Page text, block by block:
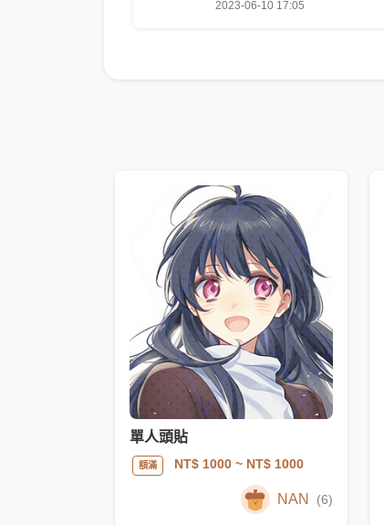
2023-06-10 17:05
單人頭貼
額滿 NT$ 1000~ NT$ 1000
NAN (6)